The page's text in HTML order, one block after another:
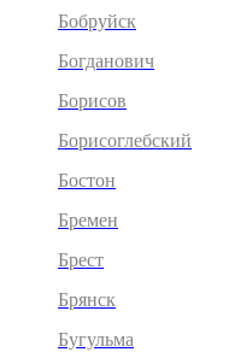
Бобруйск
Богданович
Борисов
Борисоглебский
Бостон
Бремен
Брест
Брянск
Бугульма